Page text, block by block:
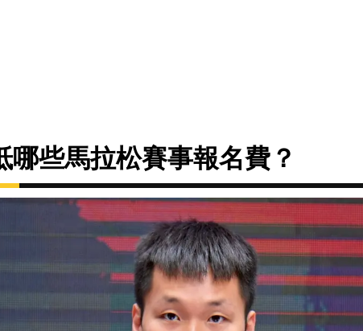
哪些馬拉松賽事報名費？